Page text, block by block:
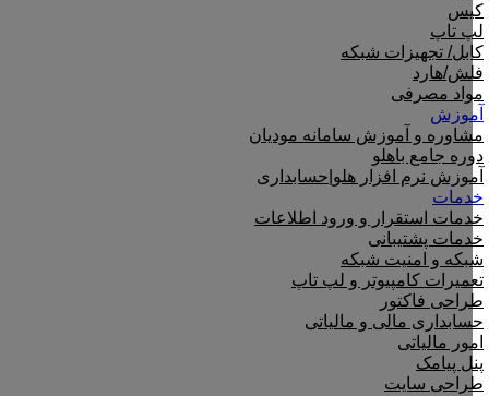
کیس
لپ تاپ
کابل/ تجهیزات شبکه
فلش/هارد
مواد مصرفی
آموزش
مشاوره و آموزش سامانه مودیان
دوره جامع باهلو
آموزش نرم افزار هلو|حسابداری
خدمات
خدمات استقرار و ورود اطلاعات
خدمات پشتیبانی
شبکه و امنیت شبکه
تعمیرات کامپیوتر و لپ تاپ
طراحی فاکتور
حسابداری مالی و مالیاتی
امور مالیاتی
پنل پیامک
طراحی سایت